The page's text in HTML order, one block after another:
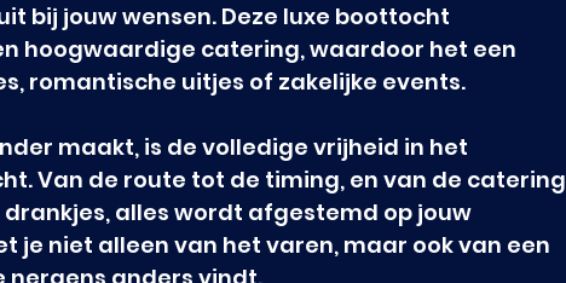
bij jouw wensen. Deze luxe boottocht
hoogwaardige catering, waardoor het een
romantische uitjes of zakelijke events.
maakt, is de volledige vrijheid in het
Van de route tot de timing, en van de catering
drankjes, alles wordt afgestemd op jouw
je niet alleen van het varen, maar ook van een